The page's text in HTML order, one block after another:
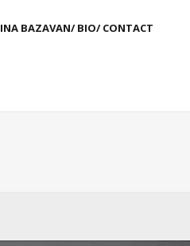
BAZAVAN/ BIO/ CONTACT